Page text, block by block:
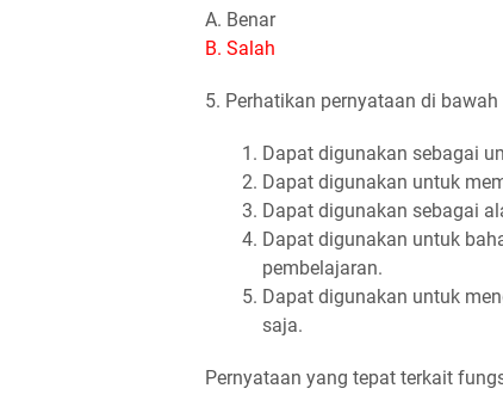
A. Benar
B. Salah
5. Perhatikan pernyataan di bawah
Dapat digunakan sebagai
Dapat digunakan untuk
Dapat digunakan sebagai
Dapat digunakan untuk
pembelajaran.
Dapat digunakan untuk
saja.
Pernyataan yang tepat terkait